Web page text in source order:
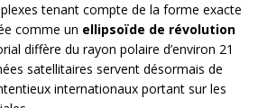
tenant compte de la forme exacte
comme un ellipsoïde de révolution
diffère du rayon polaire d’environ 21
satellitaires servent désormais de
internationaux portant sur les